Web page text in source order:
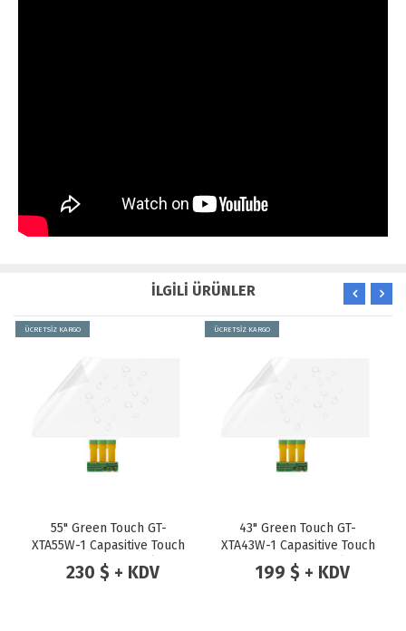
İLGİLİ ÜRÜNLER
ÜCRETSİZ KARGO
55" Green Touch GT-
XTA55W-1 Capasitive Touch
Foil With Side Tail ( 20
Touch Points ) Dokunmatik
230 $ + KDV
ÜCRETSİZ KARGO
43" Green Touch GT-
XTA43W-1 Capasitive Touch
Foil With Side Tail ( 20
Touch Points ) Dokunmatik
199 $ + KDV